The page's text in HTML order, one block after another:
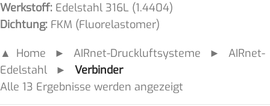
Werkstoff: Edelstahl 316L (1.4404)
Dichtung: FKM (Fluorelastomer)
▲ Home ► AIRnet-Druckluftsysteme ► AIRnet-
Edelstahl ► Verbinder
Alle 13 Ergebnisse werden angezeigt